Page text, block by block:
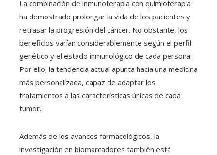
La combinación de inmunoterapia con quimioterapia
ha demostrado prolongar la vida de los pacientes y
retrasar la progresión del cáncer. No obstante, los
beneficios varían considerablemente según el perfil
genético y el estado inmunológico de cada persona.
Por ello, la tendencia actual apunta hacia una medicina
más personalizada, capaz de adaptar los
tratamientos a las características únicas de cada
tumor.
Además de los avances farmacológicos, la
investigación en biomarcadores también está